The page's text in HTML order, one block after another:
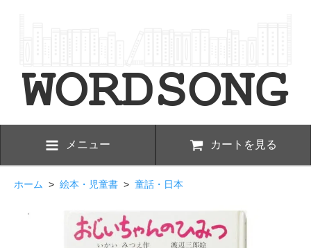
メニュー カートを見る
ホーム > 絵本・児童書 > 童話・日本